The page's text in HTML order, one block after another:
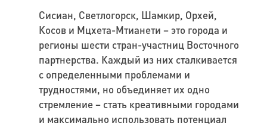
Сисиан, Светлогорск, Шамкир, Орхей,
Косов и Мцхета-Мтианети – это города и
регионы шести стран-участниц Восточного
партнерства. Каждый из них сталкивается
с определенными проблемами и
трудностями, но объединяет их одно
стремление – стать креативными городами
и максимально использовать потенциал